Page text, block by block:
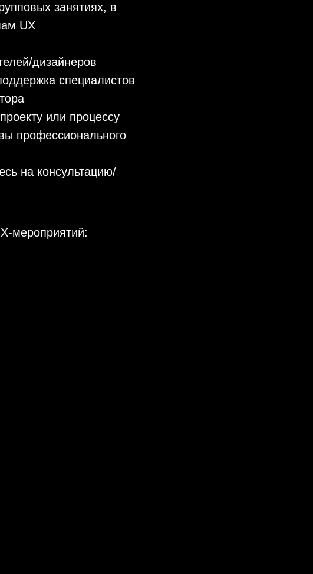
занятиях, в
UX
дизайнеров
специалистов
или процессу
профессионального
на консультацию/
мероприятий: